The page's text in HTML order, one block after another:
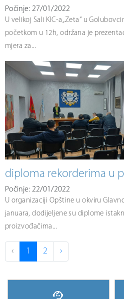
Počinje: 27/01/2022
U velikoj Sali KIC-a „Zeta“ u
početkom u 12h, održana je
mjera za...
diploma rekorderima u
Počinje: 22/01/2022
U organizaciji Opštine u okviru
januara, dodijeljene su diplome
proizvođačima...
‹ 1 2 ›